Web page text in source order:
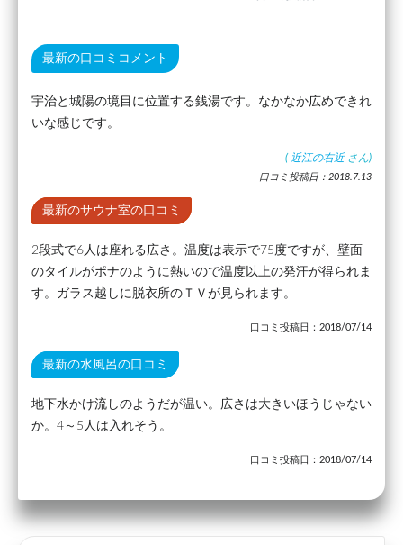
最新の口コミコメント
宇治と城陽の境目に位置する銭湯です。なかなか広めできれ
いな感じです。
( 近江の右近 さん)
口コミ投稿日：2018.7.13
最新のサウナ室の口コミ
2段式で6人は座れる広さ。温度は表示で75度ですが、壁面
のタイルがポナのように熱いので温度以上の発汗が得られま
す。ガラス越しに脱衣所のＴＶが見られます。
口コミ投稿日：2018/07/14
最新の水風呂の口コミ
地下水かけ流しのようだが温い。広さは大きいほうじゃない
か。4～5人は入れそう。
口コミ投稿日：2018/07/14